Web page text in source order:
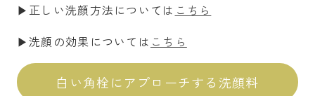
▶︎正しい洗顔方法については こちら
▶︎洗顔の効果については こちら
白い角栓にアプローチする洗顔料